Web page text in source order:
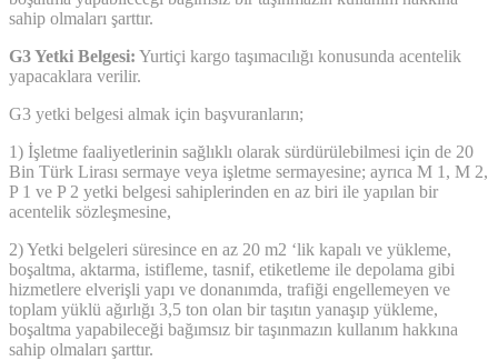
sahip olmaları şarttır.
G3 Yetki Belgesi: Yurtiçi kargo taşımacılığı konusunda acentelik
yapacaklara verilir.
G3 yetki belgesi almak için başvuranların;
1) İşletme faaliyetlerinin sağlıklı olarak sürdürülebilmesi için de 20
Bin Türk Lirası sermaye veya işletme sermayesine; ayrıca M 1, M 2,
P 1 ve P 2 yetki belgesi sahiplerinden en az biri ile yapılan bir
acentelik sözleşmesine,
2) Yetki belgeleri süresince en az 20 m2 ‘lik kapalı ve yükleme,
boşaltma, aktarma, istifleme, tasnif, etiketleme ile depolama gibi
hizmetlere elverişli yapı ve donanımda, trafiği engellemeyen ve
toplam yüklü ağırlığı 3,5 ton olan bir taşıtın yanaşıp yükleme,
boşaltma yapabileceği bağımsız bir taşınmazın kullanım hakkına
sahip olmaları şarttır.